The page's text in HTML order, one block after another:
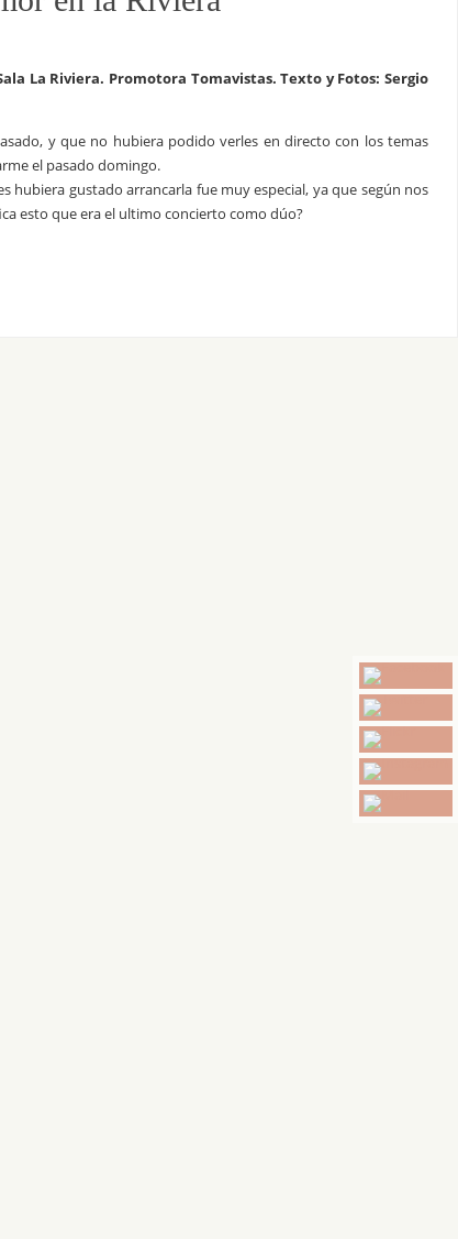
La Riviera. Promotora Tomavistas. Texto y Fotos: Sergio
y que no hubiera podido verles en directo con los temas
el pasado domingo.
hubiera gustado arrancarla fue muy especial, ya que según nos
esto que era el ultimo concierto como dúo?